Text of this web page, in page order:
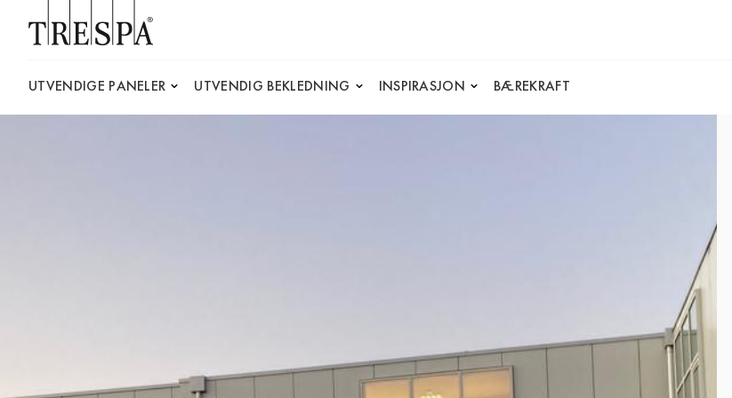
UTVENDIGE PANELER UTVENDIG BEKLEDNING INSPIRASJON BÆREKRAFT